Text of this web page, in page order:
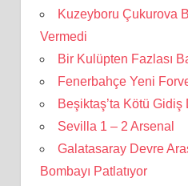
Kuzeyboru Çukurova
Vermedi
Bir Kulüpten Fazlası
Fenerbahçe Yeni
Beşiktaş’ta Kötü
Sevilla 1 – 2 Arsenal
Galatasaray Devre
Bombayı Patlatıyor